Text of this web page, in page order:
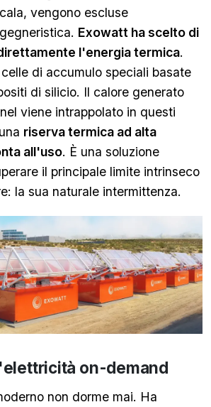
vengono escluse
Exowatt ha scelto di
l'energia termica.
di accumulo speciali basate
di silicio. Il calore generato
viene intrappolato in questi
riserva termica ad alta
all'uso. È una soluzione
il principale limite intrinseco
la sua naturale intermittenza.
on-demand
non dorme mai. Ha